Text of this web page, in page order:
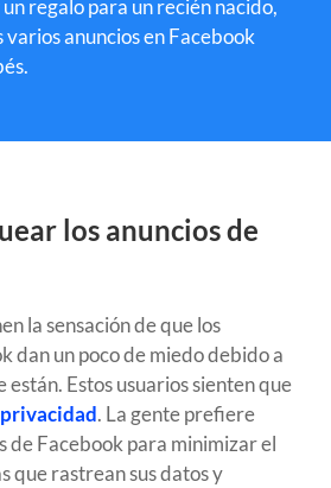
regalo para un recién nacido,
anuncios en Facebook
los anuncios de
la sensación de que los
dan un poco de miedo debido a
están. Estos usuarios sienten que
. La gente prefiere
de Facebook para minimizar el
que rastrean sus datos y